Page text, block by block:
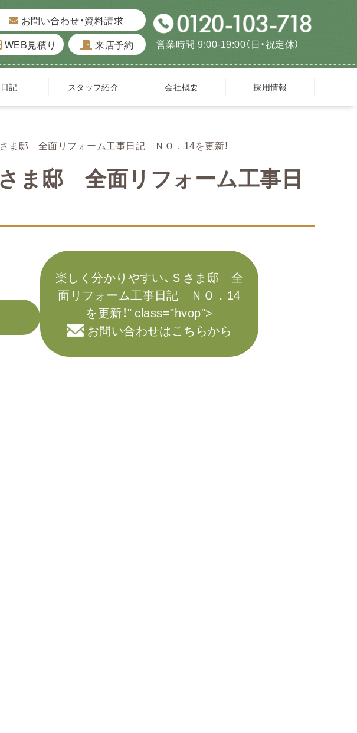
お問い合わせ・資料請求
WEB見積り
来店予約 営業時間 9:00-19:00（日・祝定休）
記 スタッフ紹介 会社概要 採用情報
ま邸 全面リフォーム工事日記 ＮＯ．14を更新！
ま邸 全面リフォーム工事日
楽しく分かりやすい、Ｓさま邸 全
面リフォーム工事日記 ＮＯ．14
を更新！" class="hvop">
お問い合わせはこちらから